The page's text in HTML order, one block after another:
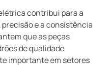
contribui para a
e a consistência
que as peças
de qualidade
importante em setores